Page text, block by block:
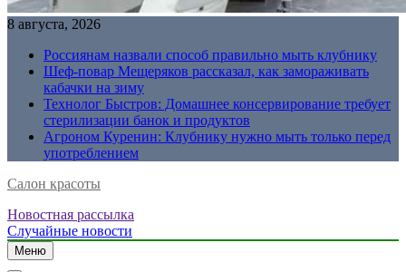
8 августа, 2026
Россиянам назвали способ правильно мыть клубнику
Шеф-повар Мещеряков рассказал, как замораживать
кабачки на зиму
Технолог Быстров: Домашнее консервирование требует
стерилизации банок и продуктов
Агроном Куренин: Клубнику нужно мыть только перед
употреблением
Салон красоты
Новостная рассылка
Случайные новости
Меню